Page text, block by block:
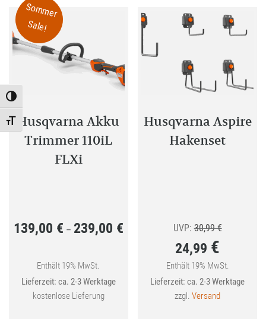
Toggle High Contrast
Toggle Font size
Sommer
Sale!
Husqvarna Akku
Trimmer 110iL
FLXi
139,00 € – 239,00 €Preisspanne:
239,00 €
Enthält 19% MwSt.
Lieferzeit: ca. 2-3 Werktage
kostenlose Lieferung
Husqvarna Aspire
Hakenset
UVP: 30,99€
war:
30,99 €
24,99 €
Aktueller
Preis
Enthält 19% MwSt.
Lieferzeit: ca. 2-3 Werktage
zzgl.Versand